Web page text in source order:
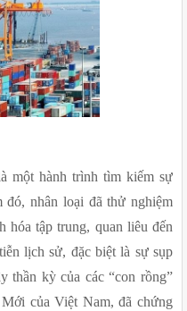
một hành trình tìm kiếm sự
nhân loại đã thử nghiệm
hóa tập trung, quan liêu đến
lịch sử, đặc biệt là sự sụp
thần kỳ của các “con rồng”
của Việt Nam, đã chứng